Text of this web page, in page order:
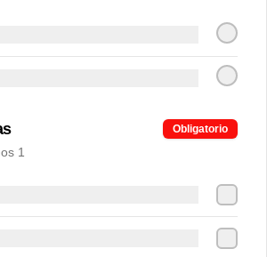
Obligatorio
1